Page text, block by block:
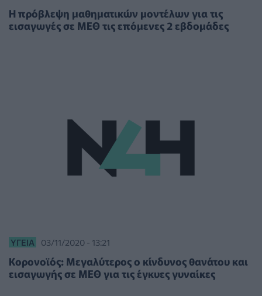
Η πρόβλεψη μαθηματικών μοντέλων για τις
εισαγωγές σε ΜΕΘ τις επόμενες 2 εβδομάδες
ΥΓΕΊΑ 03/11/2020 - 13:21
Κορονοϊός: Μεγαλύτερος ο κίνδυνος θανάτου και
εισαγωγής σε ΜΕΘ για τις έγκυες γυναίκες